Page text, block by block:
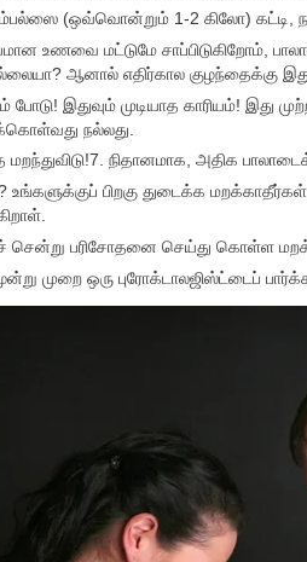
(ஒவ்வொன்றும் 1-2 கிலோ) கட்டி,
உணவை மட்டுமே சாப்பிடுகிறோம்,
ஆனால் எதிர்கால குழந்தைக்கு
இதுவும் முடியாத காரியம்! இது
நல்லது.
நிதானமாக, அதிக
உங்களுக்குப் பிறகு துடைக்க
சென்று பரிசோதனை செய்து கொள்ள
முறை ஒரு புரோக்டாலஜிஸ்ட்டைப்